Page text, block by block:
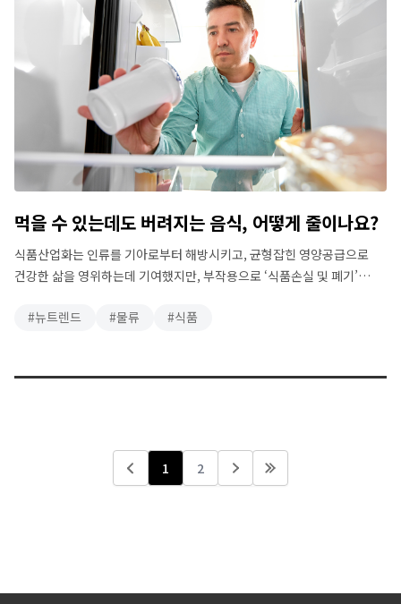
뉴트렌드 물류 식품
먹을 수 있는데도 버려지는 음식, 어떻게 줄이나요?
식품산업화는 인류를 기아로부터 해방시키고, 균형잡힌 영양공급으로
건강한 삶을 영위하는데 기여했지만, 부작용으로 ‘식품손실 및 폐기’
경제 문제로 부각됐으며, 국제협력기구와 유럽지역을 중심으로 논의되는
예측되며, 향후 먹거리 생산량을 70% 늘려야합니다. 사회단체와
Previous
1 2 Next